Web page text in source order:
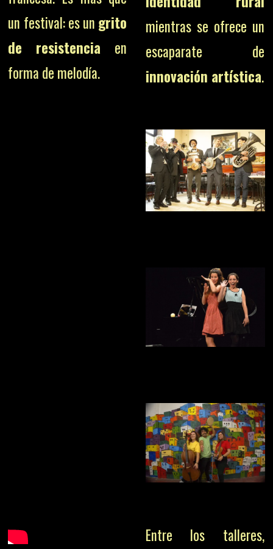
un festival: es un grito
de resistencia en
forma de melodía.
mientras se ofrece un
escaparate de
innovación artística.
Entre los talleres,